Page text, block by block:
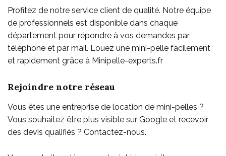
Profitez de notre service client de qualité. Notre équipe
de professionnels est disponible dans chaque
département pour répondre à vos demandes par
téléphone et par mail. Louez une mini-pelle facilement
et rapidement grâce à Minipelle-experts.fr
Rejoindre notre réseau
Vous êtes une entreprise de location de mini-pelles ?
Vous souhaitez être plus visible sur Google et recevoir
des devis qualifiés ? Contactez-nous.